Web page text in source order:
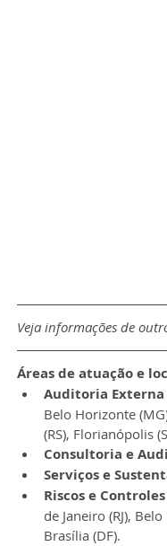
Veja informações de
Áreas de atuação e
Auditoria Externa
Belo Horizonte
(RS), Florianópolis
Consultoria e
Serviços e
Riscos e
de Janeiro (RJ),
Brasília (DF).